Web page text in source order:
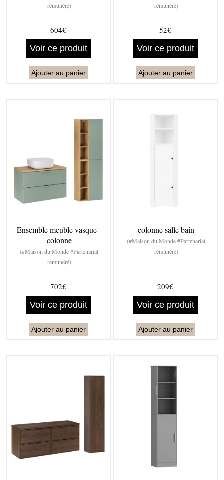
rémunéré)
604€
Voir ce produit
Ajouter au panier
rémunéré)
52€
Voir ce produit
Ajouter au panier
Ensemble meuble vasque -
colonne
(#Maison du Monde #Partenariat
rémunéré)
702€
Voir ce produit
Ajouter au panier
colonne salle bain
(#Maison du Monde #Partenariat
rémunéré)
209€
Voir ce produit
Ajouter au panier